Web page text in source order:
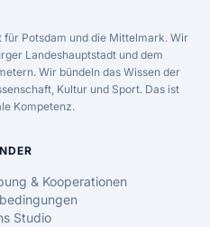
Potsdam und die Mittelmark. Wir
Landeshauptstadt und dem
Wir bündeln das Wissen der
Kultur und Sport. Das ist
Kompetenz.
& Kooperationen
Studio